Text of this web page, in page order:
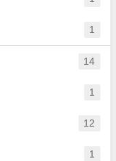
1
14
1
12
1